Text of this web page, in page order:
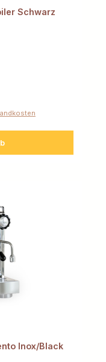
Schwarz
Inox/Black